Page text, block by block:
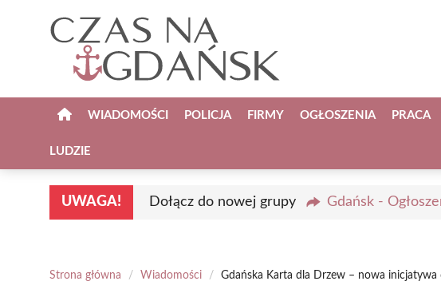
WIADOMOŚCI POLICJA FIRMY OGŁOSZENIA PRACA
LUDZIE
UWAGA! Dołącz do nowej grupy Gdańsk -
Strona główna / Wiadomości / Gdańska Karta dla Drzew – nowa inicjatywa